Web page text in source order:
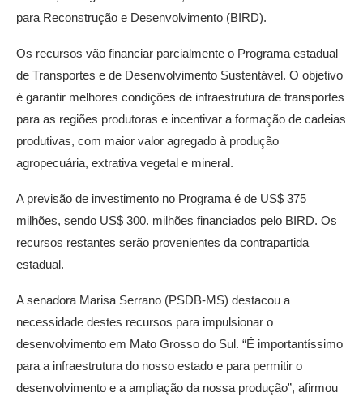
para Reconstrução e Desenvolvimento (BIRD).
Os recursos vão financiar parcialmente o Programa estadual
de Transportes e de Desenvolvimento Sustentável. O objetivo
é garantir melhores condições de infraestrutura de transportes
para as regiões produtoras e incentivar a formação de cadeias
produtivas, com maior valor agregado à produção
agropecuária, extrativa vegetal e mineral.
A previsão de investimento no Programa é de US$ 375
milhões, sendo US$ 300. milhões financiados pelo BIRD. Os
recursos restantes serão provenientes da contrapartida
estadual.
A senadora Marisa Serrano (PSDB-MS) destacou a
necessidade destes recursos para impulsionar o
desenvolvimento em Mato Grosso do Sul. “É importantíssimo
para a infraestrutura do nosso estado e para permitir o
desenvolvimento e a ampliação da nossa produção”, afirmou